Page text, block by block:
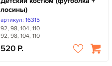
лосины)
артикул: 16315
92, 98, 104, 110
92, 98, 104, 110
520